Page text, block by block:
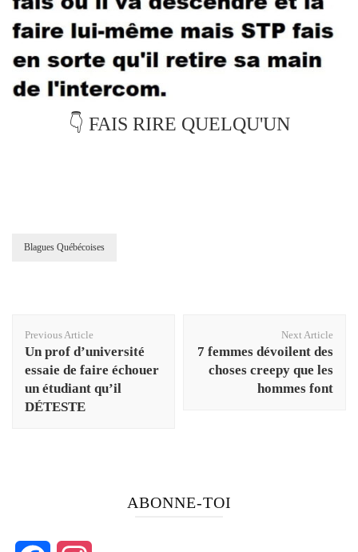
👇 FAIS RIRE QUELQU'UN
Blagues Québécoises
Navigation
Previous Article
Un prof d’université
essaie de faire échouer
un étudiant qu’il
DÉTESTE
Next Article
7 femmes dévoilent des
choses creepy que les
hommes font
ABONNE-TOI